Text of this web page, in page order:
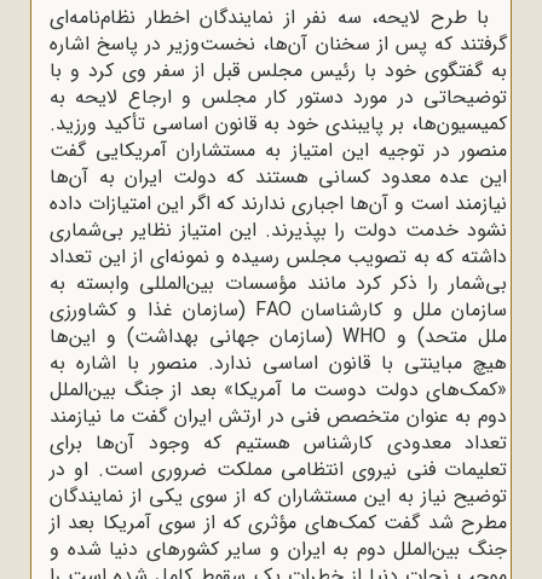
با طرح لایحه، سه نفر از نمایندگان اخطار نظام‌نامه‌ای
گرفتند که پس از سخنان آن‌ها، نخست‌وزیر در پاسخ اشاره
به گفتگوی خود با رئیس مجلس قبل از سفر وی کرد و با
توضیحاتی در مورد دستور کار مجلس و ارجاع لایحه به
کمیسیون‌ها، بر پایبندی خود به قانون اساسی تأکید ورزید.
منصور در توجیه این امتیاز به مستشاران آمریکایی گفت
این عده معدود کسانی هستند که دولت ایران به آن‌ها
نیازمند است و آن‌ها اجباری ندارند که اگر این امتیازات داده
نشود خدمت دولت را بپذیرند. این امتیاز نظایر بی‌شماری
داشته که به تصویب مجلس رسیده و نمونه‌ای از این تعداد
بی‌شمار را ذکر کرد مانند مؤسسات بین‌المللی وابسته به
سازمان ملل و کارشناسان FAO (سازمان غذا و کشاورزی
ملل متحد) و WHO (سازمان جهانی بهداشت) و این‌ها
هیچ مباینتی با قانون اساسی ندارد. منصور با اشاره به
«کمک‌های دولت دوست ما آمریکا» بعد از جنگ بین‌الملل
دوم به عنوان متخصص فنی در ارتش ایران گفت ما نیازمند
تعداد معدودی کارشناس هستیم که وجود آن‌ها برای
تعلیمات فنی نیروی انتظامی مملکت ضروری است. او در
توضیح نیاز به این مستشاران که از سوی یکی از نمایندگان
مطرح شد گفت کمک‌های مؤثری که از سوی آمریکا بعد از
جنگ بین‌الملل دوم به ایران و سایر کشورهای دنیا شده و